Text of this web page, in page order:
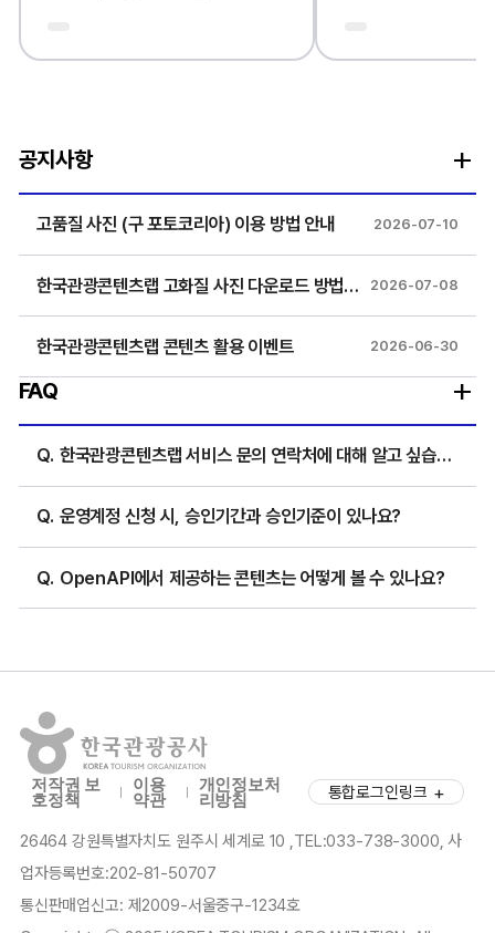
서어 관광정보
Español
불어 관광정보
Français
노어 관광정보
Русский
관광인 채용정보 중심 관광지 정보
관광지 집중률 정보
반려동물 동반여행 의료관광정보
공지사항
고품질 사진 (구 포토코리아) 이용 방법 안내 2026-07-10
한국관광콘텐츠랩 고화질 사진 다운로드 방법 안내 2026-07-08
한국관광콘텐츠랩 콘텐츠 활용 이벤트 2026-06-30
FAQ
한국관광콘텐츠랩 서비스 문의 연락처에 대해 알고 싶습니다
운영계정 신청 시, 승인기간과 승인기준이 있나요?
OpenAPI에서 제공하는 콘텐츠는 어떻게 볼 수 있나요?
저작권 보
호정책
이용
약관
개인정보처
리방침
통합로그인링크 펼치기
26464 강원특별자치도 원주시 세계로 10 ,TEL:033-738-3000, 사
업자등록번호:202-81-50707
통신판매업신고: 제2009-서울중구-1234호